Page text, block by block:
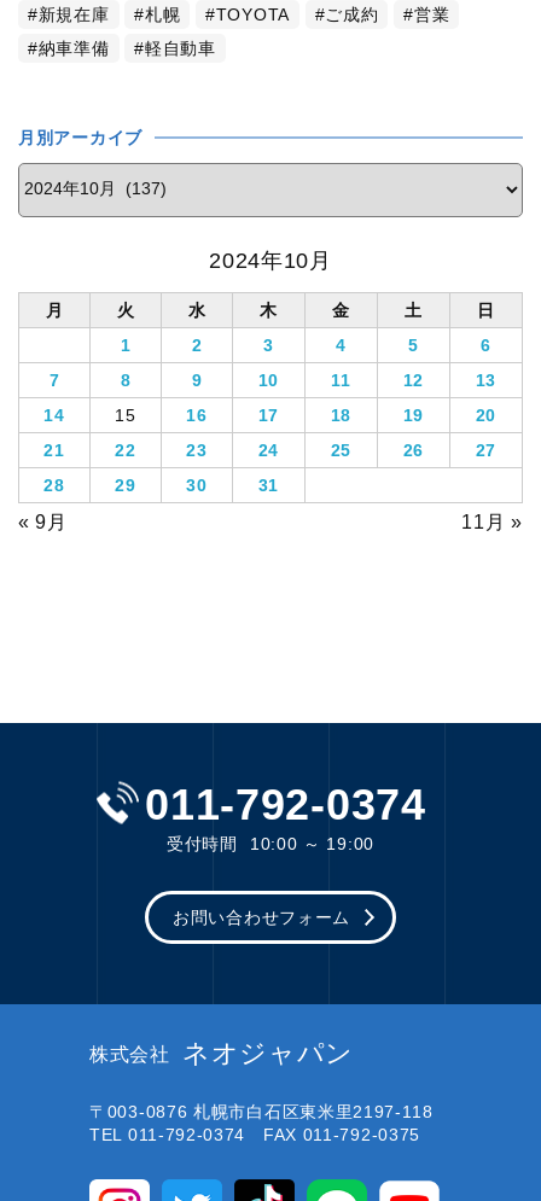
新規在庫
札幌 TOYOTA ご成約
営業
納車準備
軽自動車
月別アーカイブ
2024年10月
月 火 水 木 金 土
日
1
2 3 4 5
6
7
8 9 10 11 12
13
14
15 16 17 18 19
20
21
22 23 24 25 26
27
28
29 30 31
« 9月 11月 »
011-792-0374
受付時間 10:00 ～ 19:00
お問い合わせフォーム
株式会社 ネオジャパン
〒003-0876 札幌市白石区東米里2197-118
TEL 011-792-0374 FAX 011-792-0375